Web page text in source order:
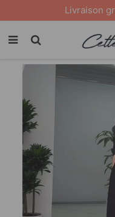
10 % de remise